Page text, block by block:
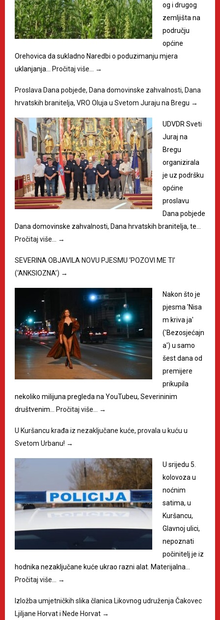
og i drugog
zemljišta na
području
općine
Orehovica da sukladno Naredbi o poduzimanju mjera
uklanjanja…
Pročitaj više… →
Proslava Dana pobjede, Dana domovinske zahvalnosti, Dana
hrvatskih branitelja, VRO Oluja u Svetom Juraju na Bregu →
UDVDR Sveti
Juraj na
Bregu
organizirala
je uz podršku
općine
proslavu
Dana pobjede
Dana domovinske zahvalnosti, Dana hrvatskih branitelja, te…
Pročitaj više…
→
SEVERINA OBJAVILA NOVU PJESMU ‘POZOVI ME TI’
(‘ANKSIOZNA’) →
Nakon što je
pjesma 'Nisa
m kriva ja'
('Bezosjećajn
a') u samo
šest dana od
premijere
prikupila
nekoliko milijuna pregleda na YouTubeu, Severininim
društvenim…
Pročitaj više… →
U Kuršancu krađa iz nezaključane kuće, provala u kuću u
Svetom Urbanu! →
U srijedu 5.
kolovoza u
noćnim
satima, u
Kuršancu,
Glavnoj ulici,
nepoznati
počinitelj je iz
hodnika nezaključane kuće ukrao razni alat. Materijalna…
Pročitaj više…
→
Izložba umjetničkih slika članica Likovnog udruženja Čakovec
Ljiljane Horvat i Nede Horvat →